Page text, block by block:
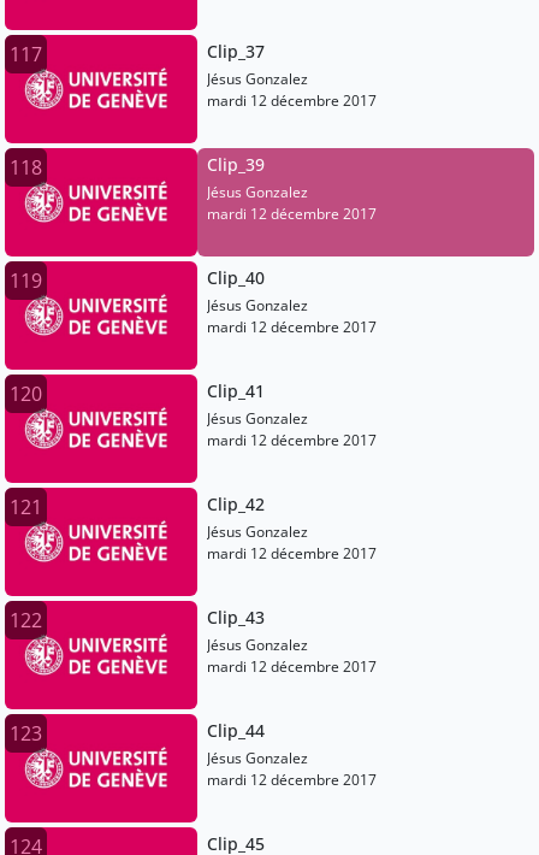
117 Clip_37
Jésus Gonzalez
mardi 12 décembre 2017
118 Clip_39
Jésus Gonzalez
mardi 12 décembre 2017
119 Clip_40
Jésus Gonzalez
mardi 12 décembre 2017
120 Clip_41
Jésus Gonzalez
mardi 12 décembre 2017
121 Clip_42
Jésus Gonzalez
mardi 12 décembre 2017
122 Clip_43
Jésus Gonzalez
mardi 12 décembre 2017
123 Clip_44
Jésus Gonzalez
mardi 12 décembre 2017
124 Clip_45